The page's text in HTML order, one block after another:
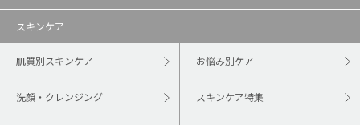
スキンケア
肌質別スキンケア お悩み別ケア
洗顔・クレンジング スキンケア特集